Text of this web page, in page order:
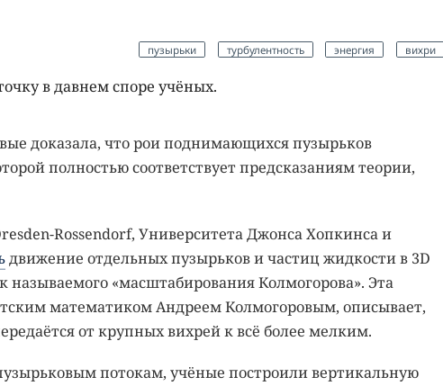
пузырьки турбулентность энергия вихри
в давнем споре учёных.
доказала, что рои поднимающихся пузырьков
полностью соответствует предсказаниям теории,
Rossendorf, Университета Джонса Хопкинса и
движение отдельных пузырьков и частиц жидкости в 3D
«масштабирования Колмогорова». Эта
математиком Андреем Колмогоровым, описывает,
от крупных вихрей к всё более мелким.
потокам, учёные построили вертикальную